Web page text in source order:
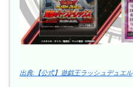
出典:【公式】遊戯王ラッシュデュエル